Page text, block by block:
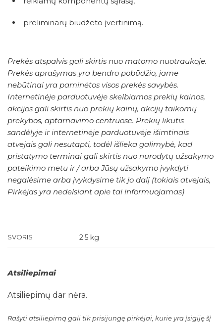
preliminarų biudžeto įvertinimą.
Prekės atspalvis gali skirtis nuo matomo nuotraukoje.
Prekės aprašymas yra bendro pobūdžio, jame
nebūtinai yra paminėtos visos prekės savybės.
Internetinėje parduotuvėje skelbiamos prekių kainos,
akcijos gali skirtis nuo prekių kainų, akcijų taikomų
prekybos, aptarnavimo centruose. Prekių likutis
sandėlyje ir internetinėje parduotuvėje išimtinais
atvejais gali nesutapti, todėl išlieka galimybė, kad
pristatymo terminai gali skirtis nuo nurodytų užsakymo
pateikimo metu ir / arba Jūsų užsakymo įvykdyti
negalėsime arba įvykdysime tik jo dalį (tokiais atvejais,
Pirkėjas yra nedelsiant apie tai informuojamas)
SVORIS 2.5 kg
Atsiliepimai
Atsiliepimų dar nėra.
Rašyti atsiliepimą gali tik prisijungę pirkėjai, kurie yra įsigiję šį